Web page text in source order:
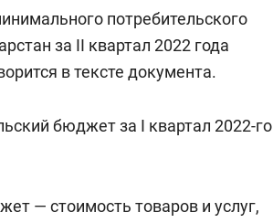
потребительского
за II квартал 2022 года
в тексте документа.
бюджет за I квартал 2022-го
— стоимость товаров и услуг,
Казани